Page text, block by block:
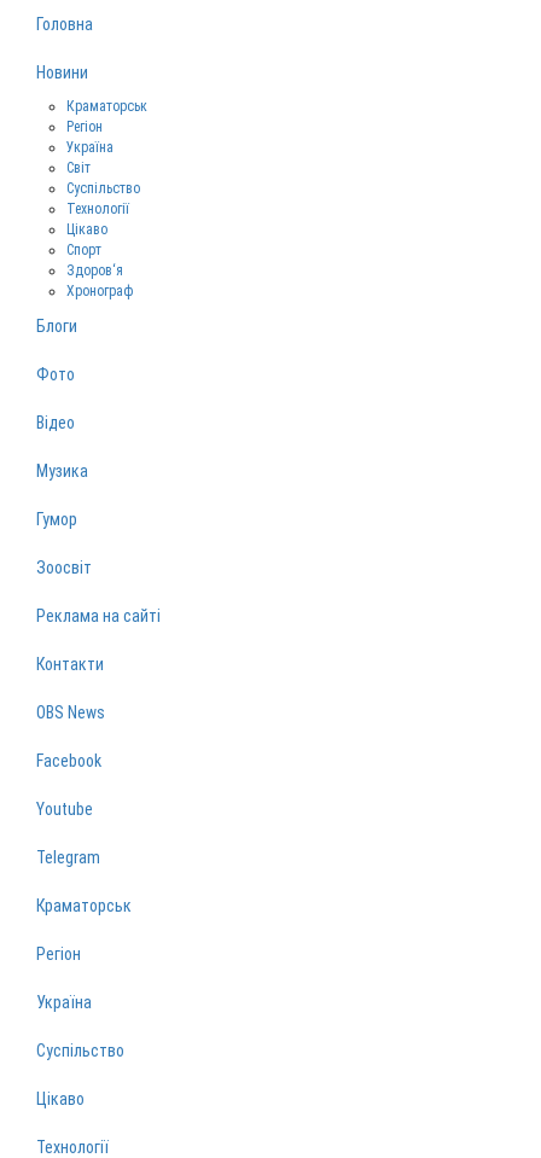
Головна
Новини
Краматорськ
Регіон
Україна
Світ
Суспільство
Технології
Цікаво
Спорт
Здоров‘я
Хронограф
Блоги
Фото
Відео
Музика
Гумор
Зоосвіт
Реклама на сайті
Контакти
OBS News
Facebook
Youtube
Telegram
Краматорськ
Регіон
Україна
Суспільство
Цікаво
Технології